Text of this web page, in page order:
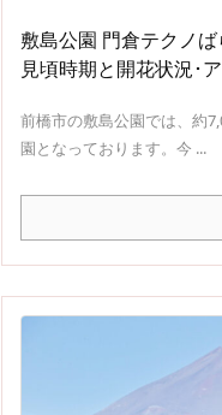
敷島公園 門倉テクノ
見頃時期と開花状況･
前橋市の敷島公園では、約
園となっております。今 ...